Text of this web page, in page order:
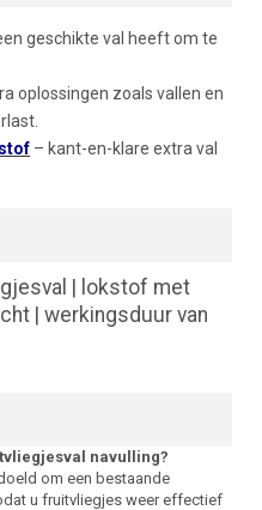
geschikte val heeft om te
oplossingen zoals vallen en
– kant-en-klare extra val
| lokstof met
| werkingsduur van
navulling?
om een bestaande
u fruitvliegjes weer effectief